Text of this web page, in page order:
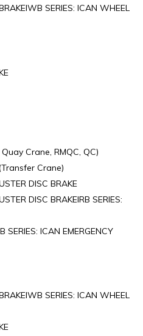
SERIES: ICAN WHEEL
Crane, RMQC, QC)
Crane)
DISC BRAKE
DISC BRAKEIRB SERIES:
SERIES: ICAN EMERGENCY
SERIES: ICAN WHEEL